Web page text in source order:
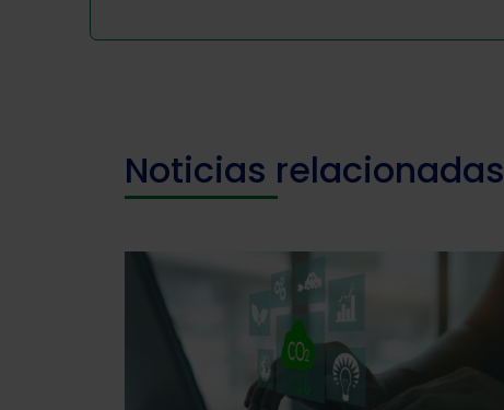
Noticias relacionadas